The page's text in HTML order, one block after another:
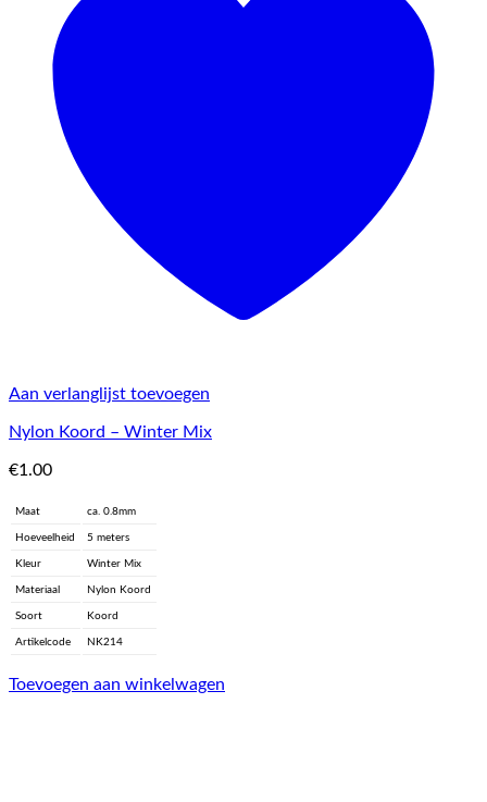
Aan verlanglijst toevoegen
Nylon Koord – Winter Mix
€1.00
Maat ca. 0.8mm
Hoeveelheid 5 meters
Kleur Winter Mix
Materiaal Nylon Koord
Soort Koord
Artikelcode NK214
Toevoegen aan winkelwagen